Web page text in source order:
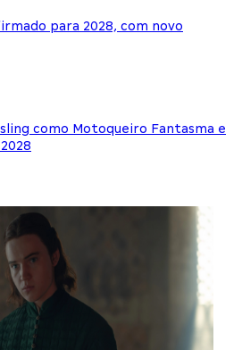
para 2028, com novo
como Motoqueiro Fantasma e